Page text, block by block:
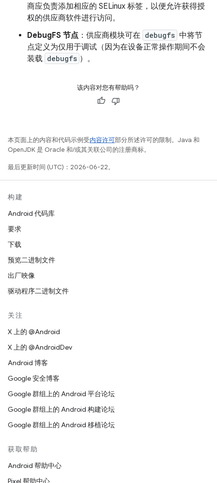
商应负责添加相应的 SELinux 标签，以便允许获得授
权的供应商软件进行访问。
DebugFS 节点 ：供应商模块可在 debugfs 中将节
点定义为仅用于调试（因为在设备正常操作期间不会
装载 debugfs ）。
该内容对您有帮助吗？
本页面上的内容和代码示例受内容许可部分所述许可的限制。Java 和
OpenJDK 是 Oracle 和/或其关联公司的注册商标。
最后更新时间 (UTC)：2026-06-22。
构建
Android 代码库
要求
下载
预览二进制文件
出厂映像
驱动程序二进制文件
关注
X 上的 @Android
X 上的 @AndroidDev
Android 博客
Google 安全博客
Google 群组上的 Android 平台论坛
Google 群组上的 Android 构建论坛
Google 群组上的 Android 移植论坛
获取帮助
Android 帮助中心
Pixel 帮助中心